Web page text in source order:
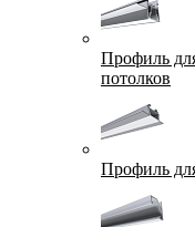
Профиль
потолков
Профиль